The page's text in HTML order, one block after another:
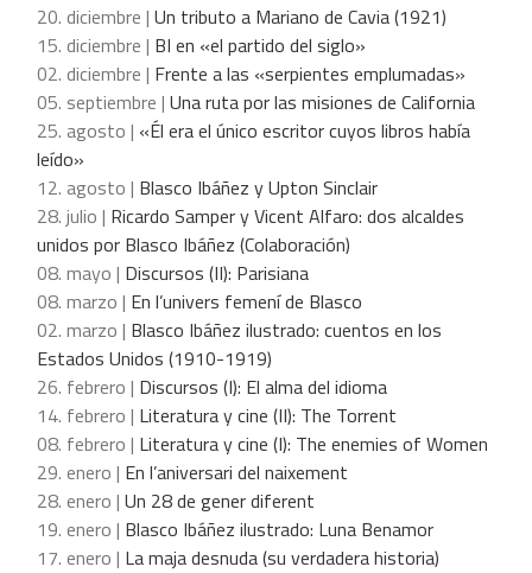
20. diciembre | Un tributo a Mariano de Cavia (1921)
15. diciembre | BI en «el partido del siglo»
02. diciembre | Frente a las «serpientes emplumadas»
05. septiembre | Una ruta por las misiones de California
25. agosto | «Él era el único escritor cuyos libros había
leído»
12. agosto | Blasco Ibáñez y Upton Sinclair
28. julio | Ricardo Samper y Vicent Alfaro: dos alcaldes
unidos por Blasco Ibáñez (Colaboración)
08. mayo | Discursos (II): Parisiana
08. marzo | En l’univers femení de Blasco
02. marzo | Blasco Ibáñez ilustrado: cuentos en los
Estados Unidos (1910-1919)
26. febrero | Discursos (I): El alma del idioma
14. febrero | Literatura y cine (II): The Torrent
08. febrero | Literatura y cine (I): The enemies of Women
29. enero | En l’aniversari del naixement
28. enero | Un 28 de gener diferent
19. enero | Blasco Ibáñez ilustrado: Luna Benamor
17. enero | La maja desnuda (su verdadera historia)